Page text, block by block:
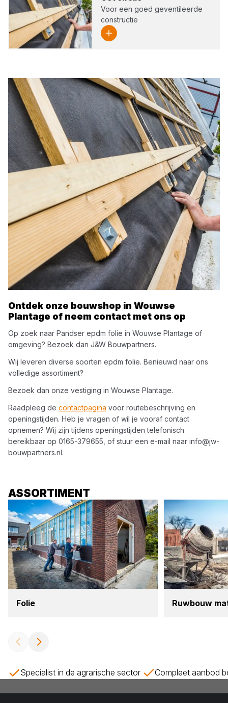
Voor een goed geventileerde
constructie
Ontdek onze bouwshop in Wouwse
Plantage of neem contact met ons op
Op zoek naar Pandser epdm folie in Wouwse Plantage of
omgeving? Bezoek dan J&W Bouwpartners.
Wij leveren diverse soorten epdm folie. Benieuwd naar ons
volledige assortiment?
Bezoek dan onze vestiging in Wouwse Plantage.
Raadpleeg de contactpagina voor routebeschrijving en
openingstijden. Heb je vragen of wil je vooraf contact
opnemen? Wij zijn tijdens openingstijden telefonisch
bereikbaar op 0165-379655 , of stuur een e-mail naar info@jw-
bouwpartners.nl.
ASSORTIMENT
Folie Ruw­bouw
Specialist in de agrarische sector Compleet aanbod